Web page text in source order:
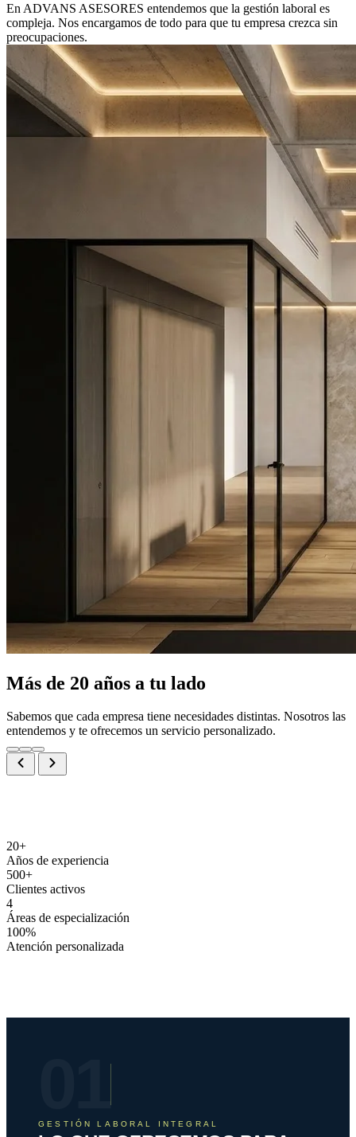
En ADVANS ASESORES entendemos que la gestión laboral es
compleja. Nos encargamos de todo para que tu empresa crezca sin
preocupaciones.
Más de 20 años a tu lado
Sabemos que cada empresa tiene necesidades distintas. Nosotros las
entendemos y te ofrecemos un servicio personalizado.
20+
Años de experiencia
500+
Clientes activos
4
Áreas de especialización
100%
Atención personalizada
GESTIÓN LABORAL INTEGRAL